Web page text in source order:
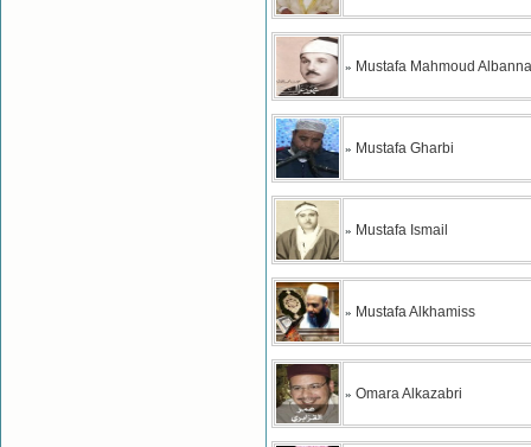
» Mustafa Mahmoud Albanna
» Mustafa Gharbi
» Mustafa Ismail
» Mustafa Alkhamiss
» Omara Alkazabri